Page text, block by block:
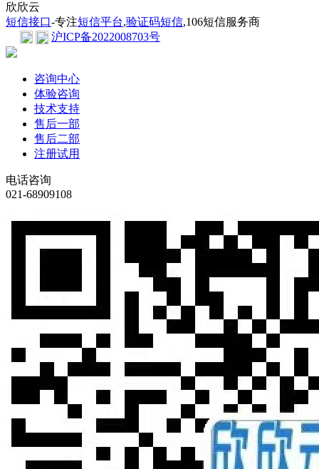
欣欣云
短信接口-专注短信平台,验证码短信,106短信服务商
沪ICP备2022008703号
咨询中心
体验咨询
技术支持
售后一部
售后二部
注册试用
电话咨询
021-68909108